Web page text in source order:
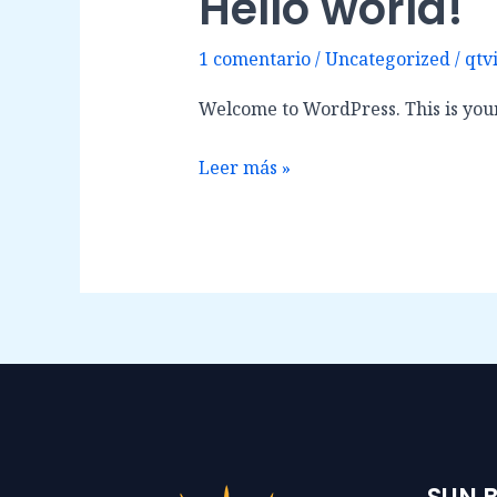
1 comentario/Uncategorized/
Welcome to WordPress. This is
world!
Leer más »